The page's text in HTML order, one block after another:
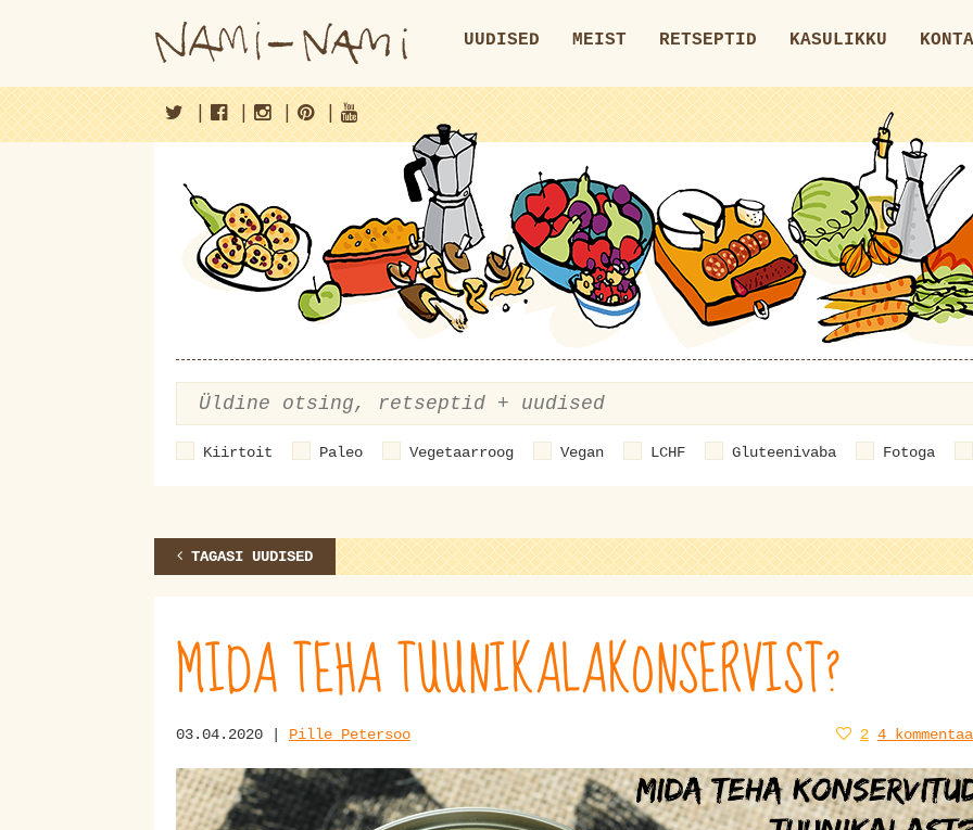
UUDISED MEIST RETSEPTID KASULIKKU
| | | |
Kiirtoit Paleo Vegetaarroog Vegan LCHF Gluteenivaba Fotoga
TAGASI UUDISED
MIDA TEHA TUUNIKALAKONSERVIST?
03.04.2020 | Pille Petersoo 2 4